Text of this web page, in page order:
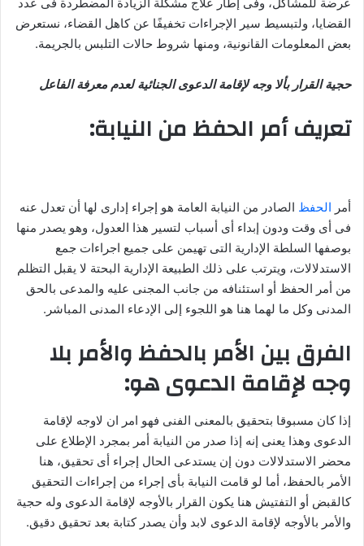
القضايا، ولتبسيط سير الإجراءات تخفيفًا عن كاهل القضاء، نستعرض
بعض المعلومات القانونية، ومنها شروط حالات التلبس بالجريمة.
حجية القرار بألا وجه لإقامة الدعوى الجنائية لعدم معرفة الفاعل
تعريف أمر الحفظ من النيابة:
أمر الحفظ الصادر من النيابة العامة هو إجراء إدارى لها أن تعدل عنه
فى أى وقت ودون إبداء أى أسباب لتسير هذا العدول، وهو يصدر منها
بوصفها السلطة الإدارية التى تهيمن على جميع اجراءات جمع
الاستدلالات، ويترتب على ذلك الطبيعة الإدارية البحتة لا يقبل التظلم
من أمر الحفظ أو استئنافه من جانب المجنى عليه والمدعى بالحق
المدنى وكل ما لهما هنا هو اللجوء إلى الإدعاء المدنى المباشر.
الفرق بين الأمر بالحفظ والأمر بلا
وجه لإقامة الدعوى هو:
إذا كان مسبوقا بتحقيق بالمعنى الفنى فهو امر ان لاوجه لإقامة
الدعوى وهذا يعنى إنه إذا صدر من النيابة أمر بمجرد الإطلاع على
محضر الاستدلالات دون إن يستدعى الحال إجراء أى تحقيق، هنا
الأمر بالحفظ، أما لو قامت النيابة بأى إجراء من إجراءات التحقيق
كالقبض أو التفتيش هنا يكون القرار بالأوجه لإقامة الدعوى وله حجية
والأمر بالأوجه لإقامة الدعوى لابد وأن يصدر كتابة بعد تحقيق دقيق.